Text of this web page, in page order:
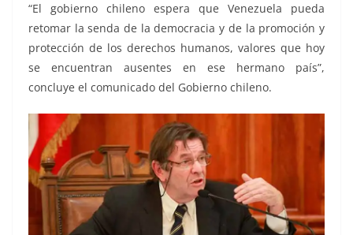
“El gobierno chileno espera que Venezuela pueda
retomar la senda de la democracia y de la promoción y
protección de los derechos humanos, valores que hoy
se encuentran ausentes en ese hermano país”,
concluye el comunicado del Gobierno chileno.